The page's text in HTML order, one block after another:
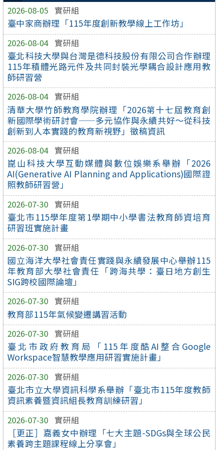
2026-08-05 實研組
臺中家商辦理「115年度創新教學線上工作坊」
2026-08-04 實研組
臺北科技大學與台灣是德科技股份有限公司合作辦理
115年積體光路元件及共同封裝光學耦合設計應用教
師研習營
2026-08-04 實研組
清華大學竹師教育學院辦理「2026第十七屆教育創
新國際學術研討會——多元協作與永續共好～從科技
創新到人本實踐的教育新視野」徵稿資訊
2026-08-04 實研組
崑山科技大學互動媒體與數位娛樂系舉辦「2026
AI(Generative AI Planning and Applications)國際證
照教師研習營」
2026-07-30 實研組
臺北市115學年度第1學期中小學書法教育師資培育
研習班實施計畫
2026-07-30 實研組
國立海洋大學社會責任實踐與永續發展中心舉辦115
年教育部大學社會責任「跨海共學：臺日地方創生
SIG跨校國際論壇」
2026-07-30 實研組
教育部115年氣候變遷講習活動
2026-07-30 實研組
臺北市政府教育局「115年度酷AI整合Google
Workspace智慧教學應用研習實施計畫」
2026-07-30 實研組
臺北市立大學資訊科學系舉辦「臺北市115年度教師
資訊素養暨資訊組長教育訓練研習」
2026-07-30 實研組
［更正］嘉義女中辦理「七大主題-SDGs與全球公民
素養跨主題課程線上分享會」